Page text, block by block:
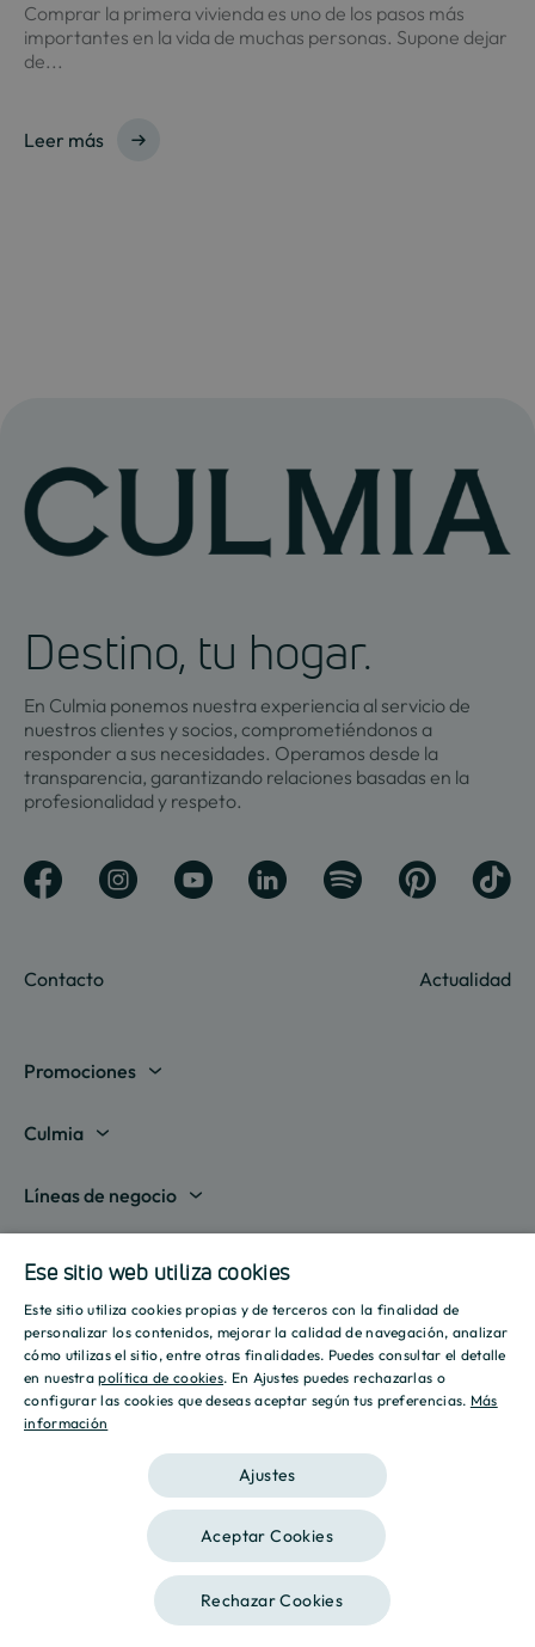
Comprar la primera vivienda es uno de los pasos más
importantes en la vida de muchas personas. Supone dejar
de...
Leer más
Destino, tu hogar.
En Culmia ponemos nuestra experiencia al servicio de
nuestros clientes y socios, comprometiéndonos a
responder a sus necesidades. Operamos desde la
transparencia, garantizando relaciones basadas en la
profesionalidad y respeto.
Contacto Actualidad
Promociones
Valencia
Sevilla
Islas Baleares
Mostrar todas
Culmia
Sobre nosotros
Destino Culmia
Sala de prensa
Informes
Iniciativas
Culmia Challenges
Culmia Fest
Trabaja con nosotros
Líneas de negocio
Vivienda Alquiler
Gestión de Suelo
Culmia es noticia
Tendencias
Estilo de vida
Sostenibilidad
Recursos
Guías
Calculadora Hipotecaria
Calculadora Energética
Política de privacidad Política de Cookies
2026 Culmia • Todos los derechos reservados
Este sitio está registrado en wpml.org
como sitio de desarrollo. Cambia a una
clave de sitio de producción enremove this banner
SPANISH
ENGLISH
Ese sitio web utiliza cookies
Este sitio utiliza cookies propias y de terceros con la finalidad de
personalizar los contenidos, mejorar la calidad de navegación, analizar
cómo utilizas el sitio, entre otras finalidades. Puedes consultar el detalle
en nuestrapolítica de cookies. En Ajustes puedes rechazarlas o
configurar las cookies que deseas aceptar según tus preferencias. Más
información
Ajustes
Aceptar Cookies
Rechazar Cookies